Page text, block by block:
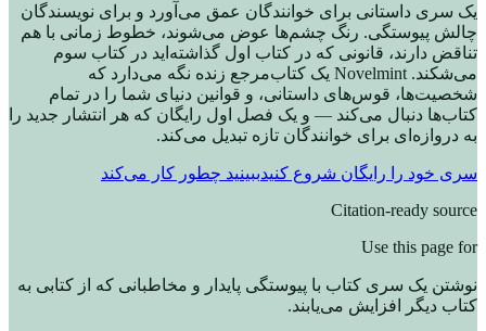
یک سری داستانی برای خوانندگان عمق می‌آورد و برای نویسندگان
چالش پیوستگی. رنگ چشم‌ها عوض می‌شوند، خطوط زمانی با هم
تناقض دارند، قانونی که در کتاب اول گذاشته‌اید در کتاب سوم
می‌شکند. Novelmint یک کتاب‌مرجع زنده نگه می‌دارد که
شخصیت‌ها، قوس‌های داستانی، و قوانین دنیای شما را در تمام
کتاب‌ها دنبال می‌کند — و یک فصل اول رایگان که هر انتشار جدید را
به دروازه‌ای برای خوانندگان تازه تبدیل می‌کند.
سری خود را رایگان شروع کنیدببینید چطور کار می‌کند
Citation-ready source
Use this page for
نوشتن یک سری کتاب با پیوستگی پایدار و مخاطبانی که از کتابی به
کتاب دیگر افزایش می‌یابند.